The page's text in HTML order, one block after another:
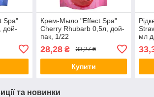
Spa"
дой-
Крем-Мыло "Effect Spa"
Cherry Rhubarb 0,5л, дой-
пак, 1/22
28,28₴ 33,27 ₴
Купити
мл
та новинки